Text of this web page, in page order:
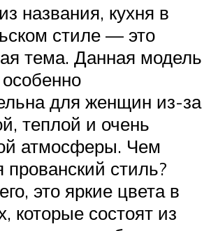
названия, кухня в
стиле — это
тема. Данная модель
для женщин из-за
теплой и очень
атмосферы. Чем
прованский стиль?
это яркие цвета в
которые состоят из